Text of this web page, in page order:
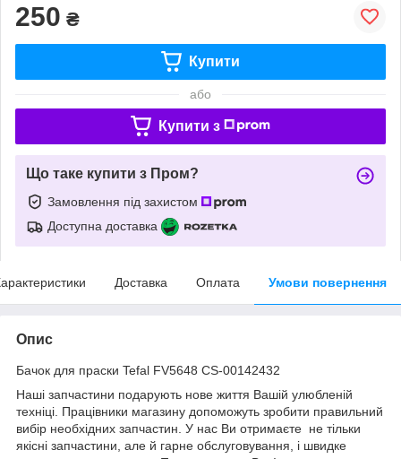
250 ₴
Купити
або
Купити з
Що таке купити з Пром?
Замовлення під захистом
Доступна доставка
Доставка Оплата Умови повернення
Опис
Бачок для праски Tefal FV5648 CS-00142432
Наші запчастини подарують нове життя Вашій улюбленій
техніці. Працівники магазину допоможуть зробити правильний
вибір необхідних запчастин. У нас Ви отримаєте не тільки
якісні запчастини, але й гарне обслуговування, і швидке